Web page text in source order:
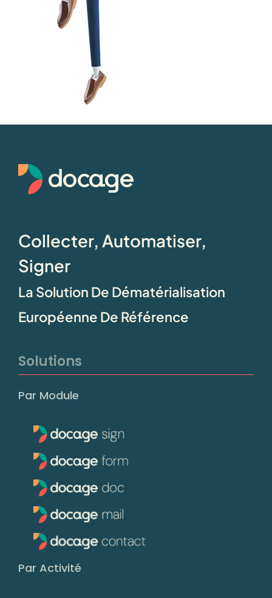
Collecter, Automatiser,
Signer
La Solution De Dématérialisation
Européenne De Référence
Solutions
Par Module
Par Activité